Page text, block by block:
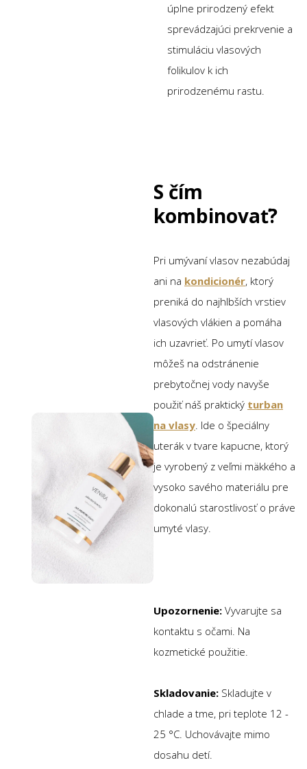
úplne prirodzený efekt
sprevádzajúci prekrvenie a
stimuláciu vlasových
folikulov k ich
prirodzenému rastu.
S čím
kombinovať?
Pri umývaní vlasov nezabúdaj
ani na kondicionér, ktorý
preniká do najhlbších vrstiev
vlasových vlákien a pomáha
ich uzavrieť. Po umytí vlasov
môžeš na odstránenie
prebytočnej vody navyše
použiť náš praktický turban
na vlasy . Ide o špeciálny
uterák v tvare kapucne, ktorý
je vyrobený z veľmi mäkkého a
vysoko savého materiálu pre
dokonalú starostlivosť o práve
umyté vlasy.
Upozornenie: Vyvarujte sa
kontaktu s očami. Na
kozmetické použitie.
Skladovanie: Skladujte v
chlade a tme, pri teplote 12 -
25 °C. Uchovávajte mimo
dosahu detí.